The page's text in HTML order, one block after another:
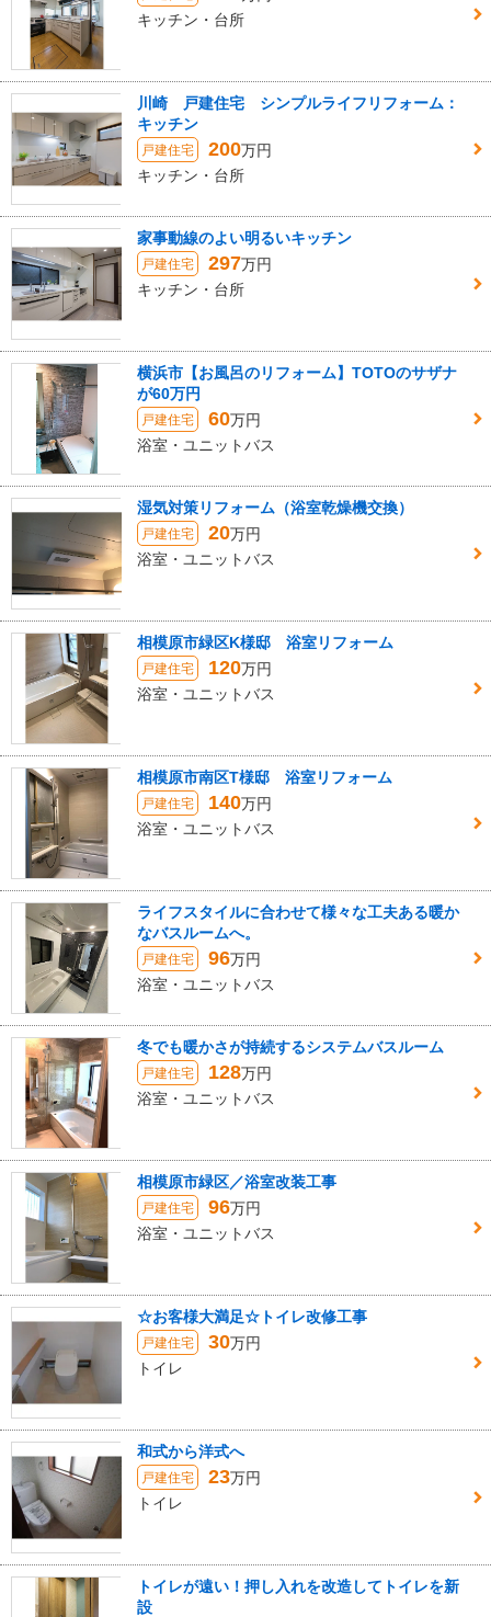
キッチン・台所
川崎 戸建住宅 シンプルライフリフォーム：
キッチン
戸建住宅 200万円
キッチン・台所
家事動線のよい明るいキッチン
戸建住宅 297万円
キッチン・台所
横浜市【お風呂のリフォーム】TOTOのサザナ
が60万円
戸建住宅 60万円
浴室・ユニットバス
湿気対策リフォーム（浴室乾燥機交換）
戸建住宅 20万円
浴室・ユニットバス
相模原市緑区K様邸 浴室リフォーム
戸建住宅 120万円
浴室・ユニットバス
相模原市南区T様邸 浴室リフォーム
戸建住宅 140万円
浴室・ユニットバス
ライフスタイルに合わせて様々な工夫ある暖か
なバスルームへ。
戸建住宅 96万円
浴室・ユニットバス
冬でも暖かさが持続するシステムバスルーム
戸建住宅 128万円
浴室・ユニットバス
相模原市緑区／浴室改装工事
戸建住宅 96万円
浴室・ユニットバス
☆お客様大満足☆トイレ改修工事
戸建住宅 30万円
トイレ
和式から洋式へ
戸建住宅 23万円
トイレ
トイレが遠い！押し入れを改造してトイレを新
設